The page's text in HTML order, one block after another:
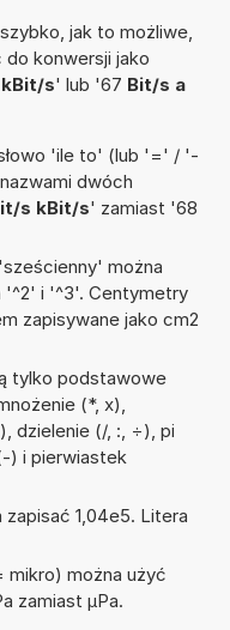
jak to możliwe,
konwersji jako
s' lub '67 Bit/s a
'ile to' (lub '=' / '-
dwóch
s kBit/s' zamiast '68
można
'^2' i '^3'. Centymetry
zapisywane jako cm2
tylko podstawowe
(*, x),
dzielenie (/, :, ÷), pi
) i pierwiastek
1,04e5. Litera
można użyć
zamiast µPa.